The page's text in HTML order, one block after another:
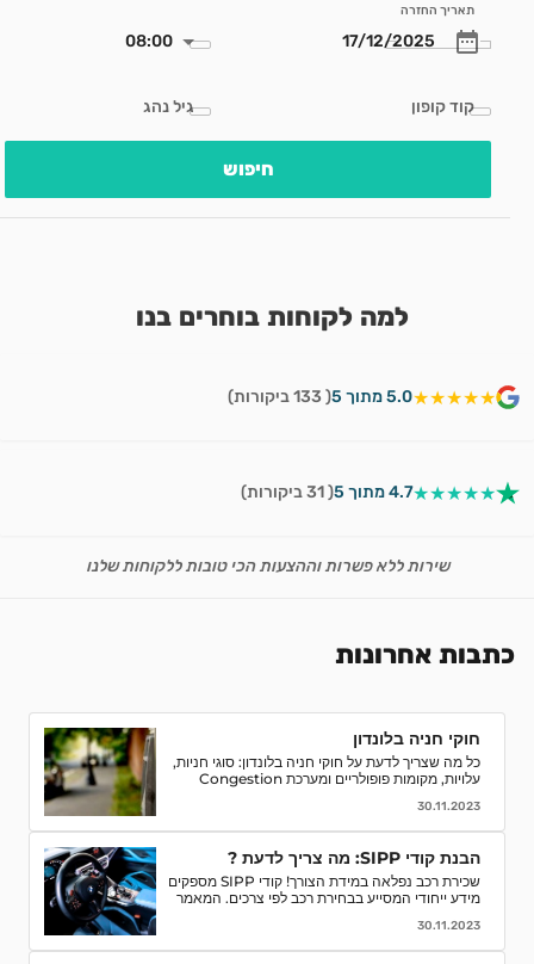
תאריך החזרה
08:00
קוד קופון גיל נהג
חיפוש
למה לקוחות בוחרים בנו
★★★★★5.0 מתוך 5 ( 133 ביקורות)
★★★★★4.7 מתוך 5 ( 31 ביקורות)
שירות ללא פשרות וההצעות הכי טובות ללקוחות שלנו
כתבות אחרונות
חוקי חניה בלונדון
כל מה שצריך לדעת על חוקי חניה בלונדון: סוגי חניות,
עלויות, מקומות פופולריים ומערכת Congestion
30.11.2023
הבנת קודי SIPP: מה צריך לדעת ?
שכירת רכב נפלאה במידת הצורך! קודי SIPP מספקים
מידע ייחודי המסייע בבחירת רכב לפי צרכים. המאמר
רכב. קבלו המלצות והסברים לאור הבנה מדויקת של
המאפיינים והמפרטים של רכבי השכרה ותהנו מחוויה
30.11.2023